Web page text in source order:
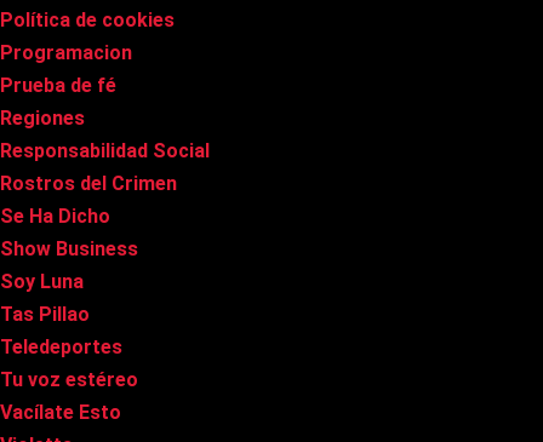
Política de cookies
Programacion
Prueba de fé
Regiones
Responsabilidad Social
Rostros del Crimen
Se Ha Dicho
Show Business
Soy Luna
Tas Pillao
Teledeportes
Tu voz estéreo
Vacílate Esto